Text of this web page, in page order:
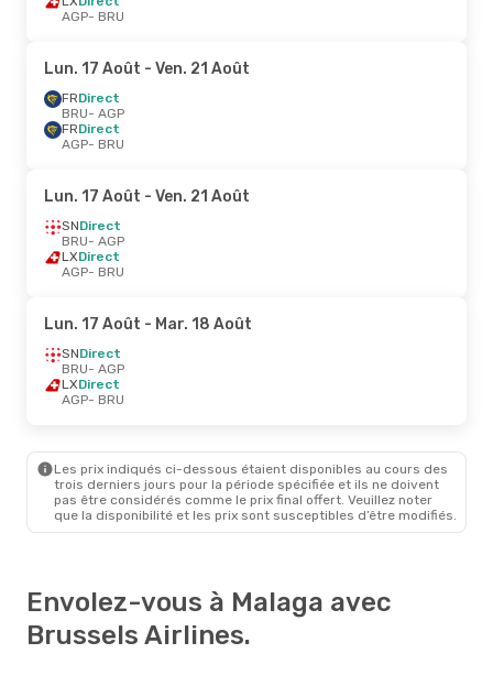
AGP- BRU
Lun. 17 Août - Ven. 21 Août
FRDirect
BRU- AGP
FRDirect
AGP- BRU
Lun. 17 Août - Ven. 21 Août
SNDirect
BRU- AGP
LXDirect
AGP- BRU
Lun. 17 Août - Mar. 18 Août
SNDirect
BRU- AGP
LXDirect
AGP- BRU
Les prix indiqués ci-dessous étaient disponibles au cours des
trois derniers jours pour la période spécifiée et ils ne doivent
pas être considérés comme le prix final offert. Veuillez noter
que la disponibilité et les prix sont susceptibles d’être modifiés.
Envolez-vous à Malaga avec
Brussels Airlines.